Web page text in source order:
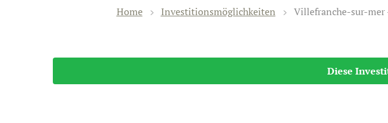
Home Investitionsmöglichkeiten Villefranche-sur-
Diese